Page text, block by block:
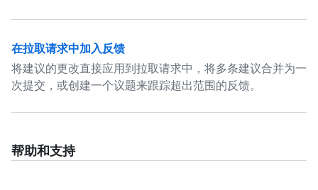
在拉取请求中加入反馈
将建议的更改直接应用到拉取请求中，将多条建议合并为一
次提交，或创建一个议题来跟踪超出范围的反馈。
帮助和支持